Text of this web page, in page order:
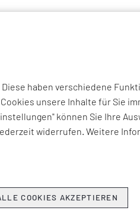
haben verschiedene
unsere Inhalte für Sie
können Sie Ihre
widerrufen. Weitere
COOKIES AKZEPTIEREN